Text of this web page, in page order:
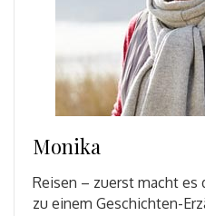
Monika
Reisen – zuerst macht es
zu einem Geschichten-